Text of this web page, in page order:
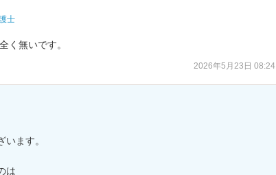
士
く無いです。
2026年5月23日 08:24
ます。
は